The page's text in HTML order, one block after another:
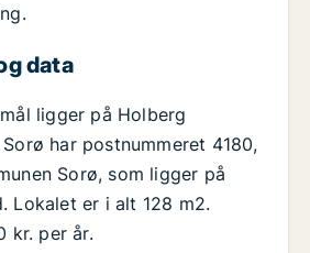
data
ligger på Holberg
har postnummeret 4180,
Sorø, som ligger på
Lokalet er i alt 128 m2.
kr. per år.